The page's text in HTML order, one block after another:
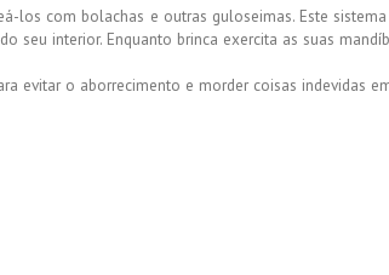
los com bolachas e outras guloseimas. Este
seu interior. Enquanto brinca exercita as suas
evitar o aborrecimento e morder coisas indevidas